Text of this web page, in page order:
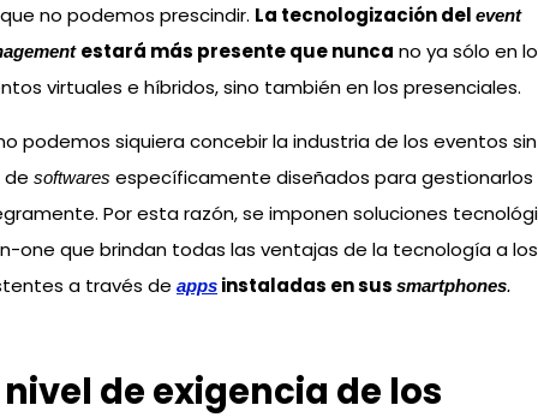
no podemos prescindir. La tecnologización del event
estará más presente que nunca no ya sólo en
virtuales e híbridos, sino también en los presenciales.
podemos siquiera concebir la industria de los eventos
de softwares específicamente diseñados para gestionarlos
Por esta razón, se imponen soluciones
one que brindan todas las ventajas de la tecnología a los
a través de apps instaladas en sus smartphones.
nivel de exigencia de los